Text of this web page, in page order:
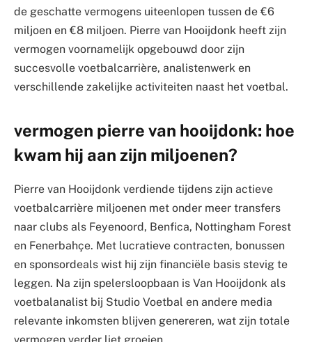
de geschatte vermogens uiteenlopen tussen de €6
miljoen en €8 miljoen. Pierre van Hooijdonk heeft zijn
vermogen voornamelijk opgebouwd door zijn
succesvolle voetbalcarrière, analistenwerk en
verschillende zakelijke activiteiten naast het voetbal.
vermogen pierre van hooijdonk: hoe
kwam hij aan zijn miljoenen?
Pierre van Hooijdonk verdiende tijdens zijn actieve
voetbalcarrière miljoenen met onder meer transfers
naar clubs als Feyenoord, Benfica, Nottingham Forest
en Fenerbahçe. Met lucratieve contracten, bonussen
en sponsordeals wist hij zijn financiële basis stevig te
leggen. Na zijn spelersloopbaan is Van Hooijdonk als
voetbalanalist bij Studio Voetbal en andere media
relevante inkomsten blijven genereren, wat zijn totale